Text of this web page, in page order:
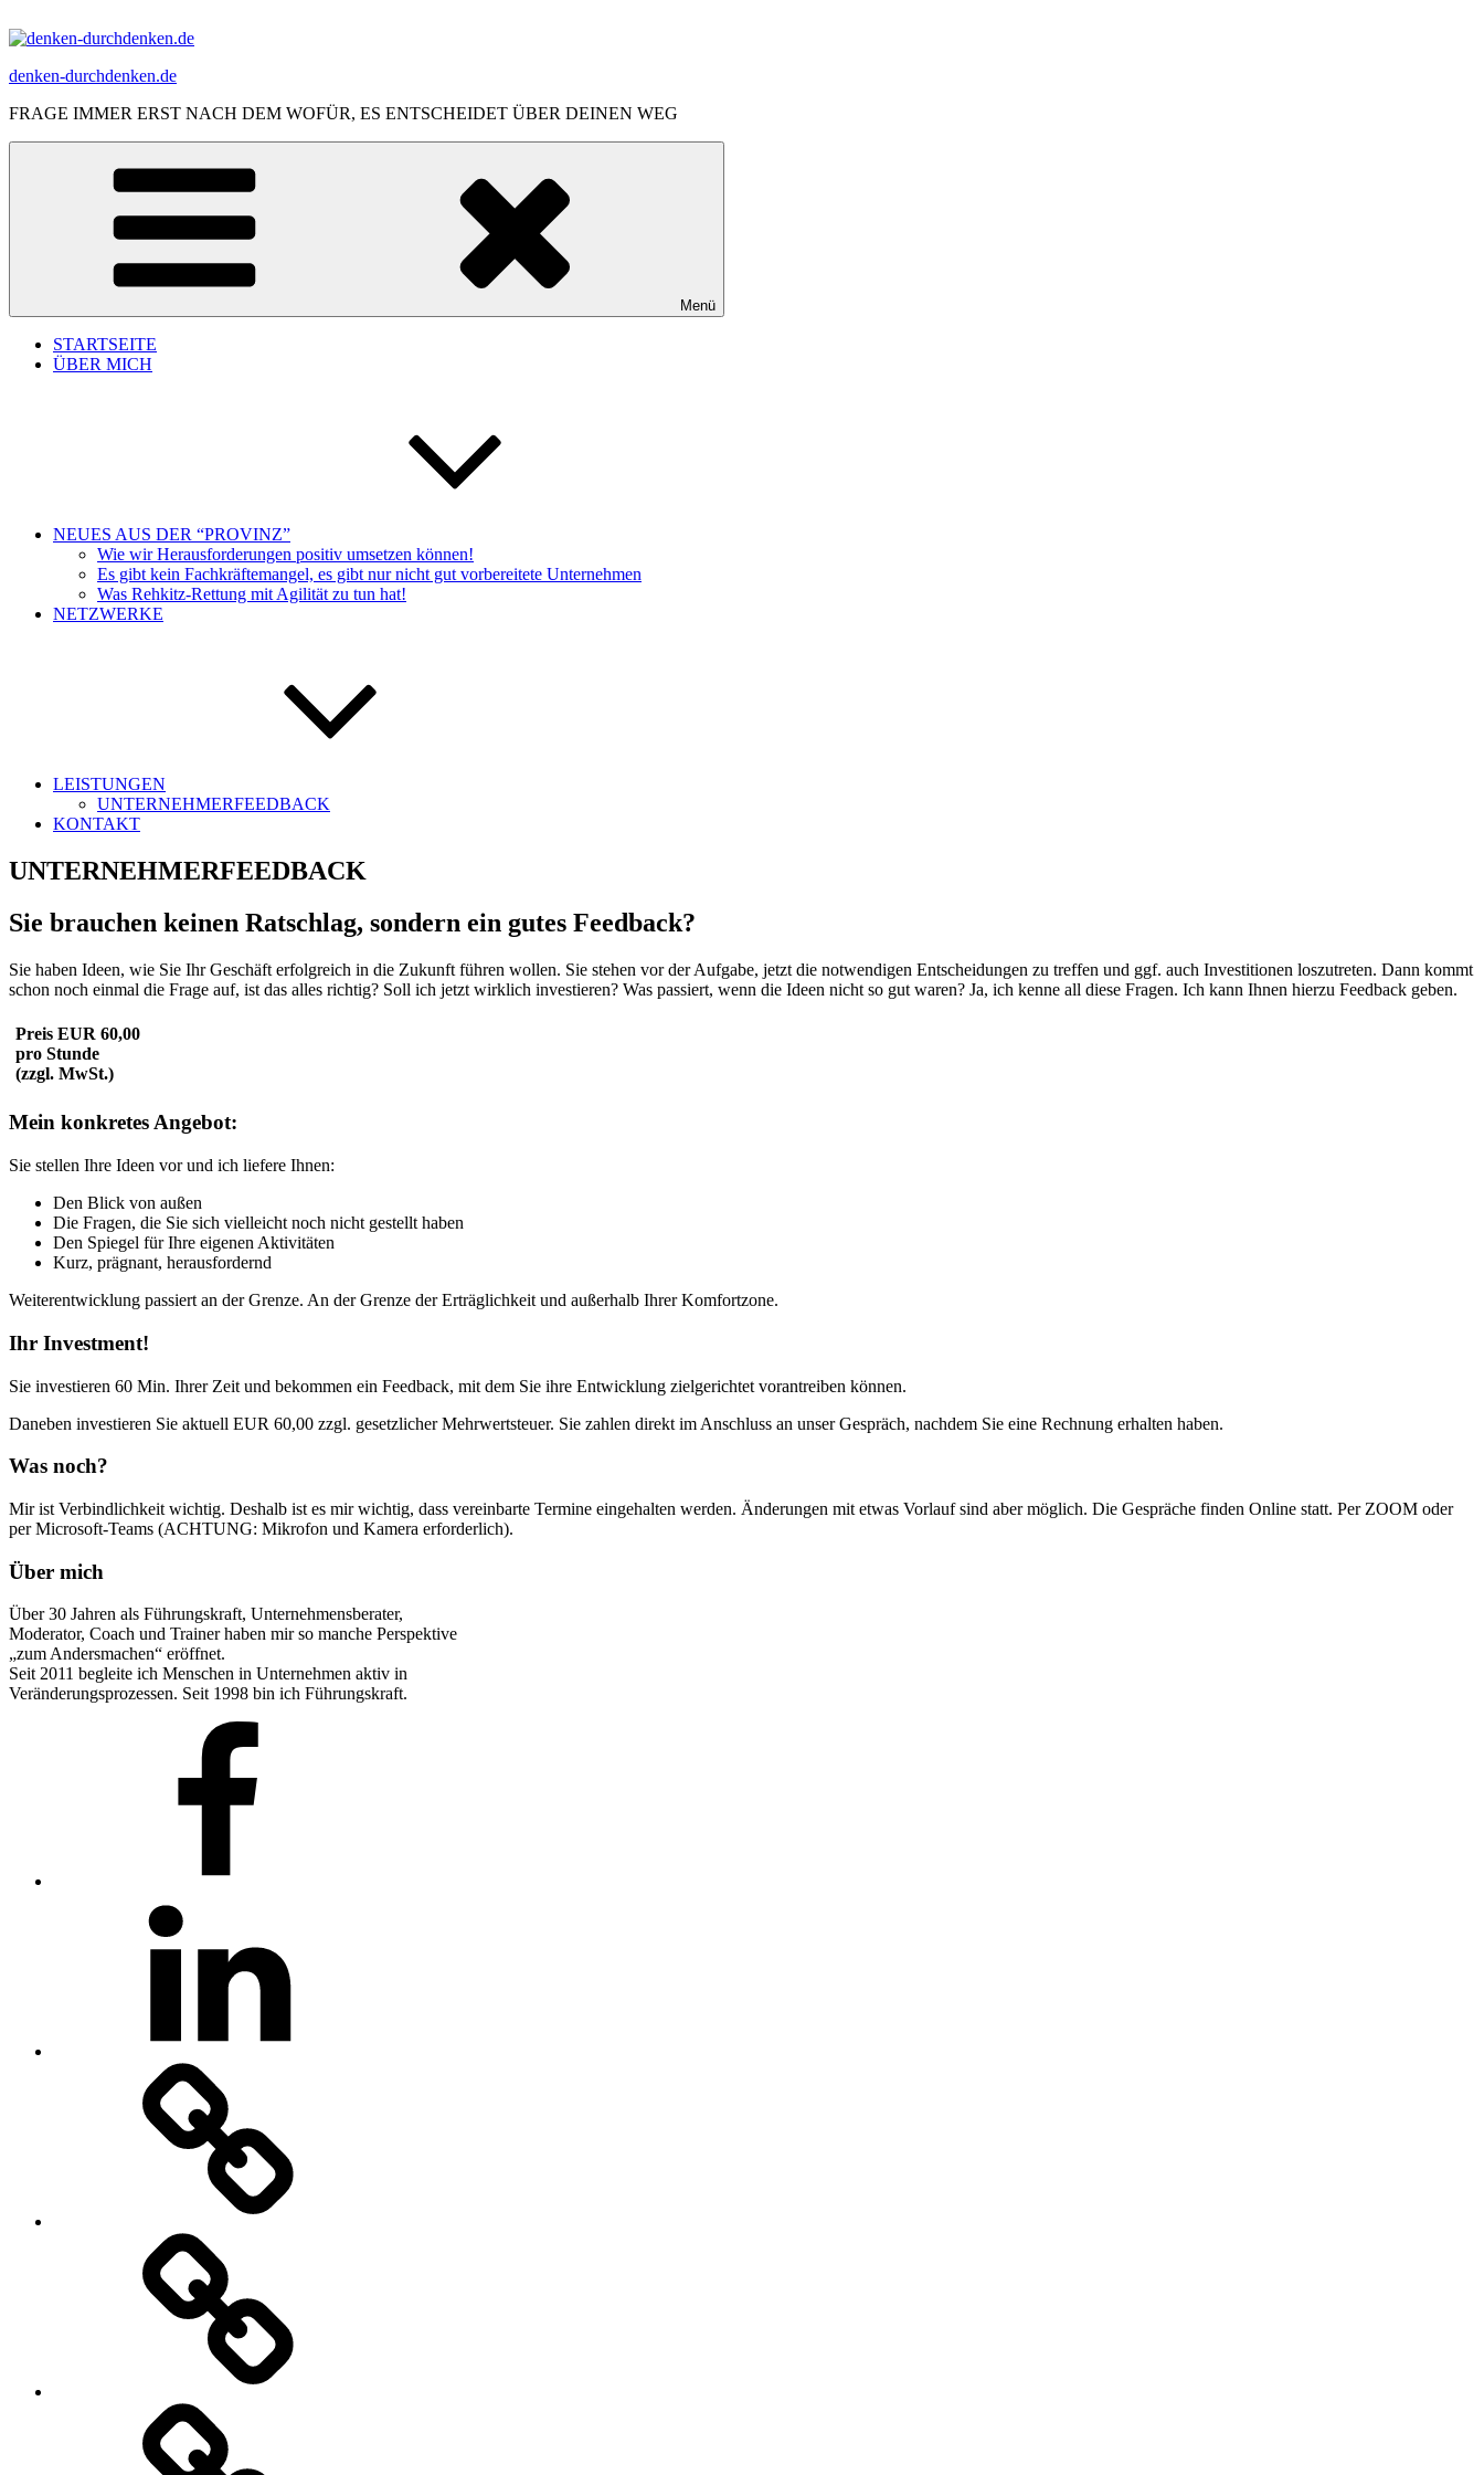
Inhalt
denken-durchdenken.de
FRAGE IMMER ERST NACH DEM WOFÜR, ES ENTSCHEIDET ÜBER DEINEN WEG
Menü
STARTSEITE
ÜBER MICH
NEUES AUS DER “PROVINZ”
Wie wir Herausforderungen positiv umsetzen können!
Es gibt kein Fachkräftemangel, es gibt nur nicht gut vorbereitete Unternehmen
Was Rehkitz-Rettung mit Agilität zu tun hat!
NETZWERKE
LEISTUNGEN
UNTERNEHMERFEEDBACK
KONTAKT
UNTERNEHMERFEEDBACK
Sie brauchen keinen Ratschlag, sondern ein gutes Feedback?
Sie haben Ideen, wie Sie Ihr Geschäft erfolgreich in die Zukunft führen wollen. Sie stehen vor der Aufgabe, jetzt die notwendigen Entscheidungen zu treffen und ggf. auch Investitionen loszutreten. Dann kommt
schon noch einmal die Frage auf, ist das alles richtig? Soll ich jetzt wirklich investieren? Was passiert, wenn die Ideen nicht so gut waren? Ja, ich kenne all diese Fragen. Ich kann Ihnen hierzu Feedback geben.
Preis EUR 60,00
pro Stunde
(zzgl. MwSt.)
Mein konkretes Angebot:
Sie stellen Ihre Ideen vor und ich liefere Ihnen:
Den Blick von außen
Die Fragen, die Sie sich vielleicht noch nicht gestellt haben
Den Spiegel für Ihre eigenen Aktivitäten
Kurz, prägnant, herausfordernd
Weiterentwicklung passiert an der Grenze. An der Grenze der Erträglichkeit und außerhalb Ihrer Komfortzone.
Ihr Investment!
Sie investieren 60 Min. Ihrer Zeit und bekommen ein Feedback, mit dem Sie ihre Entwicklung zielgerichtet vorantreiben können.
Daneben investieren Sie aktuell EUR 60,00 zzgl. gesetzlicher Mehrwertsteuer. Sie zahlen direkt im Anschluss an unser Gespräch, nachdem Sie eine Rechnung erhalten haben.
Was noch?
Mir ist Verbindlichkeit wichtig. Deshalb ist es mir wichtig, dass vereinbarte Termine eingehalten werden. Änderungen mit etwas Vorlauf sind aber möglich. Die Gespräche finden Online statt. Per ZOOM oder
per Microsoft-Teams (ACHTUNG: Mikrofon und Kamera erforderlich).
Über mich
Über 30 Jahren als Führungskraft, Unternehmensberater,
Moderator, Coach und Trainer haben mir so manche Perspektive
„zum Andersmachen“ eröffnet.
Seit 2011 begleite ich Menschen in Unternehmen aktiv in
Veränderungsprozessen. Seit 1998 bin ich Führungskraft.
Geschäftsbedingungen